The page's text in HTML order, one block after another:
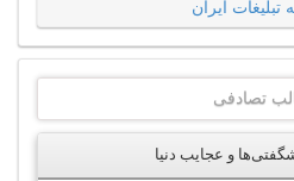
تصادفی
و عجایب دنیا